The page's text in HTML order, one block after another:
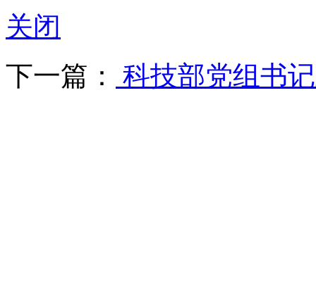
关闭
下一篇：
科技部党组书